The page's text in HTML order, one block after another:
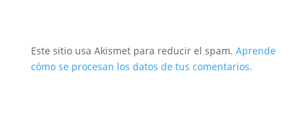
Este sitio usa Akismet para reducir el spam. Aprende
cómo se procesan los datos de tus comentarios.